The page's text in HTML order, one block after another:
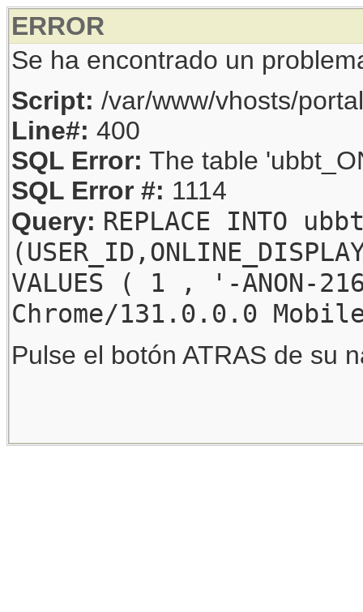
ERROR
Se ha encontrado un
Script: /var/www/vhosts/
Line#: 400
SQL Error: The table
SQL Error #: 1114
Query: REPLACE INTO
VALUES ( 1 , '-
Chrome/131.0.0.0
Pulse el botón ATRAS de su